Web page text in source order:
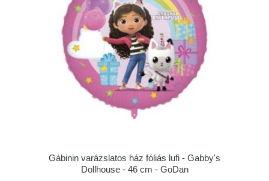
Gábinin varázslatos ház fóliás lufi - Gabby's
Dollhouse - 46 cm - GoDan